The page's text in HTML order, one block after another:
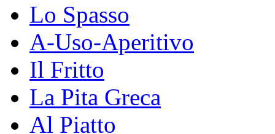
Lo Spasso
A-Uso-Aperitivo
Il Fritto
La Pita Greca
Al Piatto